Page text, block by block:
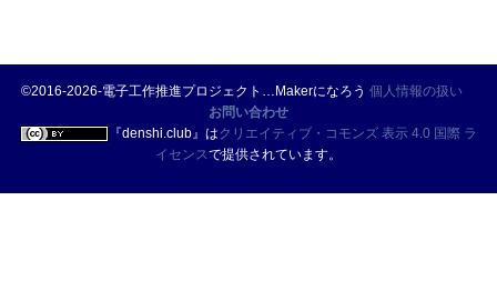
©2016-2026-電子工作推進プロジェクト…Makerになろう 個人情報の扱い
お問い合わせ
『denshi.club』はクリエイティブ・コモンズ 表示 4.0 国際 ラ
イセンスで提供されています。